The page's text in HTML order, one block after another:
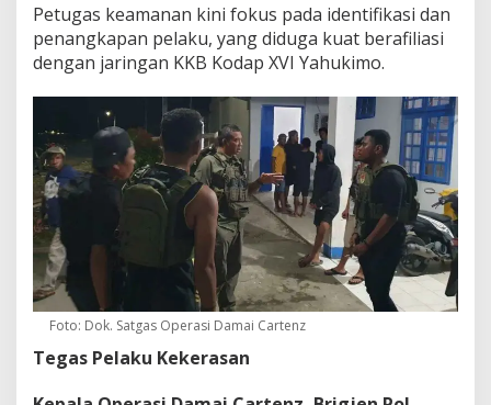
Petugas keamanan kini fokus pada identifikasi dan
penangkapan pelaku, yang diduga kuat berafiliasi
dengan jaringan KKB Kodap XVI Yahukimo.
Foto: Dok. Satgas Operasi Damai Cartenz
Tegas Pelaku Kekerasan